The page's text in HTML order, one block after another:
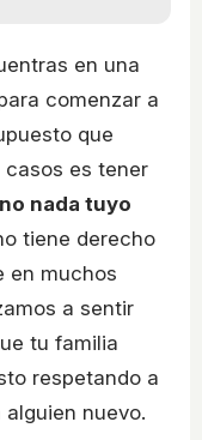
en una
comenzar a
que
casos es tener
nada tuyo
tiene derecho
en muchos
a sentir
tu familia
respetando a
nuevo.